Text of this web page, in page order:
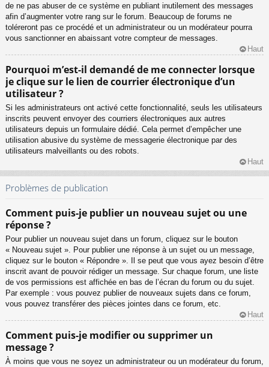
de ne pas abuser de ce système en publiant inutilement des messages
afin d’augmenter votre rang sur le forum. Beaucoup de forums ne
toléreront pas ce procédé et un administrateur ou un modérateur pourra
vous sanctionner en abaissant votre compteur de messages.
Haut
Pourquoi m’est-il demandé de me connecter lorsque
je clique sur le lien de courrier électronique d’un
utilisateur ?
Si les administrateurs ont activé cette fonctionnalité, seuls les utilisateurs
inscrits peuvent envoyer des courriers électroniques aux autres
utilisateurs depuis un formulaire dédié. Cela permet d’empêcher une
utilisation abusive du système de messagerie électronique par des
utilisateurs malveillants ou des robots.
Haut
Problèmes de publication
Comment puis-je publier un nouveau sujet ou une
réponse ?
Pour publier un nouveau sujet dans un forum, cliquez sur le bouton
« Nouveau sujet ». Pour publier une réponse à un sujet ou un message,
cliquez sur le bouton « Répondre ». Il se peut que vous ayez besoin d’être
inscrit avant de pouvoir rédiger un message. Sur chaque forum, une liste
de vos permissions est affichée en bas de l’écran du forum ou du sujet.
Par exemple : vous pouvez publier de nouveaux sujets dans ce forum,
vous pouvez transférer des pièces jointes dans ce forum, etc.
Haut
Comment puis-je modifier ou supprimer un
message ?
À moins que vous ne soyez un administrateur ou un modérateur du forum,